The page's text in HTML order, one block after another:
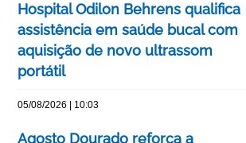
Hospital Odilon Behrens qualifica
assistência em saúde bucal com
aquisição de novo ultrassom
portátil
05/08/2026 | 10:03
Agosto Dourado reforça a